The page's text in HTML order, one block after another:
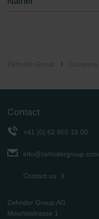
Contact
+41 (0) 62 855 15 00
info@zehndergroup.com
Contact us
Zehnder Group AG
Moortalstrasse 1